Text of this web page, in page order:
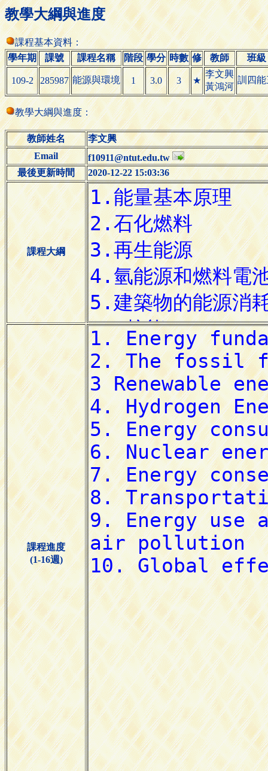
教學大綱與進度
課程基本資料：
學年期
課號 課程名稱 階段 學分 時數 修 教師 班級
109-2 285987 能源與環境 1 3.0 3 ★
李文興
黃鴻河
訓四能
教學大綱與進度：
教師姓名
李文興
Email
f10911@ntut.edu.tw
最後更新時間
2020-12-22 15:03:36
課程大綱
課程進度
(1-16週)